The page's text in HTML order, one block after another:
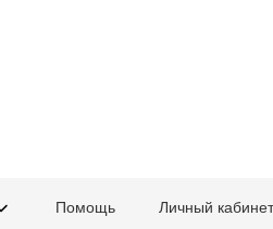
Помощь Личный кабинет